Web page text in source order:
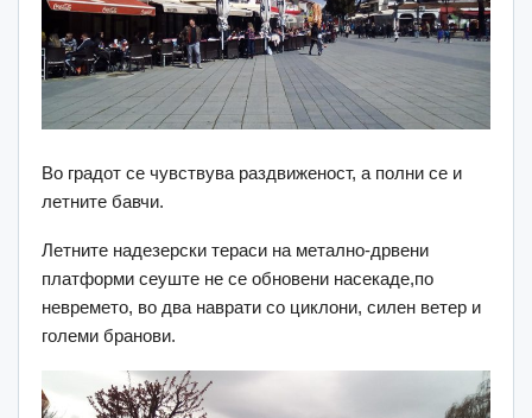
Во градот се чувствува раздвиженост, а полни се и
летните бавчи.
Летните надезерски тераси на метално-дрвени
платформи сеуште не се обновени насекаде,по
невремето, во два наврати со циклони, силен ветер и
големи бранови.